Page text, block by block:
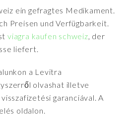
ein gefragtes Medikament.
Preisen und Verfügbarkeit.
viagra kaufen schweiz, der
liefert.
a Levitra
olvashat illetve
garanciával. A
oldalon.